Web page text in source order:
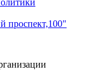
проспект,100"